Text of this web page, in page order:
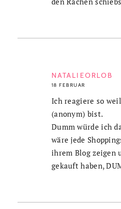
NATALIEORLOB
18 FEBRUAR
Ich reagiere so
(anonym) bist.
Dumm würde ich
wäre jede
ihrem Blog zeigen
gekauft haben,